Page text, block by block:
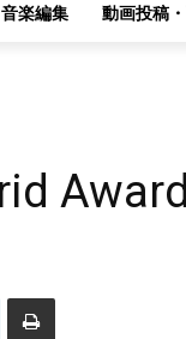
音楽編集 動画投稿